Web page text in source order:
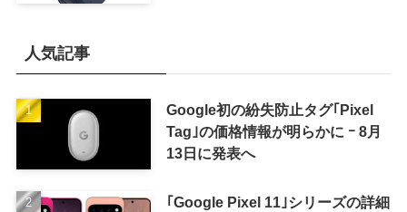
人気記事
Google初の紛失防止タグ｢Pixel
Tag｣の価格情報が明らかに ｰ 8月
13日に発表へ
｢Google Pixel 11｣シリーズの詳細